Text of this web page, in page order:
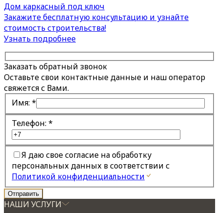
Дом каркасный под ключ
Закажите бесплатную консультацию и узнайте
стоимость строительства!
Узнать подробнее
Заказать обратный звонок
Оставьте свои контактные данные и наш оператор
свяжется с Вами.
Имя: *
Телефон: *
Я даю свое согласие на обработку
персональных данных в соответствии с
Политикой конфиденциальности
НАШИ УСЛУГИ